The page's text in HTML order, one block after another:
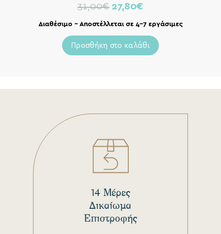
31,00€ 27,80€
Διαθέσιμο – Αποστέλλεται σε 4-7 εργάσιμες
Προσθήκη στο καλάθι
14 Μέρες
Δικαίωμα
Επιστροφής